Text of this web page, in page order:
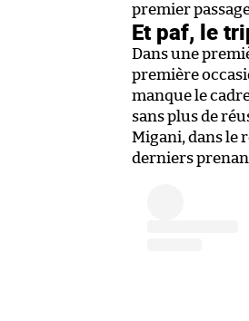
premier
Et paf, le
Dans une
première
manque le
sans plus de
Migani, dans le
derniers